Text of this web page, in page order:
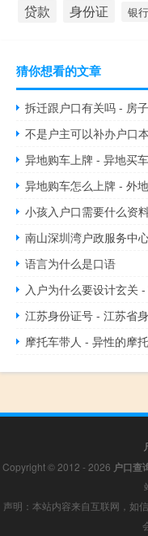
贷款 身份证 银行
猜你想看的文章
拆迁跟户口有关吗 - 房
不是户主可以补办户口
异地购车上牌 - 异地买
异地购车怎么上牌 - 外
小孩入户口需要什么资
南山深圳湾户政服务中
语言为什么是口语
入户为什么要设计玄关
江苏身份证号 - 江苏省
摩托车带人 - 异性的摩
Copyright © 2012 - 2026 户口查
声明：本站内容来自互联网，如